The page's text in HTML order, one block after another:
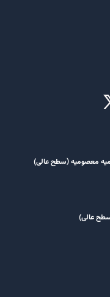
معصومیه‌ (سطح عالی)
عالی)